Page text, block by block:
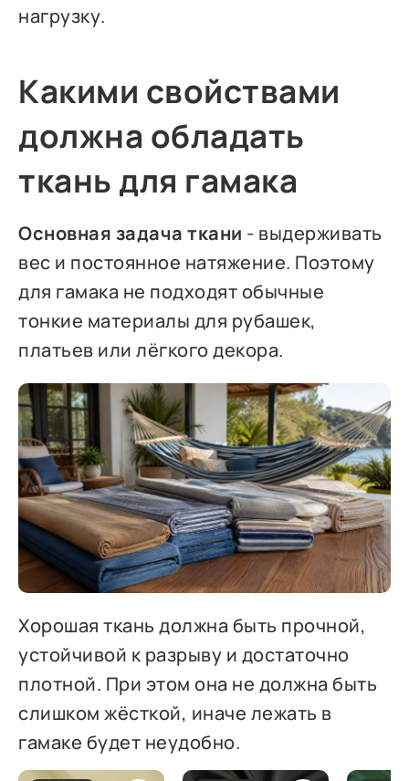
нагрузку.
Какими свойствами
должна обладать
ткань для гамака
Основная задача ткани - выдерживать
вес и постоянное натяжение. Поэтому
для гамака не подходят обычные
тонкие материалы для рубашек,
платьев или лёгкого декора.
Хорошая ткань должна быть прочной,
устойчивой к разрыву и достаточно
плотной. При этом она не должна быть
слишком жёсткой, иначе лежать в
гамаке будет неудобно.